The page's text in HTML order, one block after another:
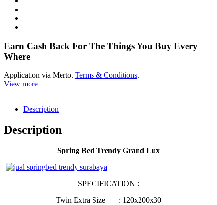
Earn Cash Back For The Things You Buy Every
Where
Application via Merto. Terms & Conditions.
View more
Description
Description
Spring Bed Trendy Grand Lux
SPECIFICATION :
Twin Extra Size : 120x200x30